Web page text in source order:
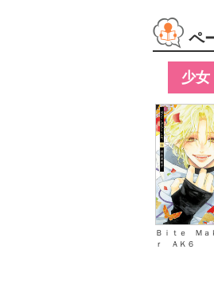
ペ
少女
Ｂｉｔｅ Ｍａ
ｒ ＡＫ６